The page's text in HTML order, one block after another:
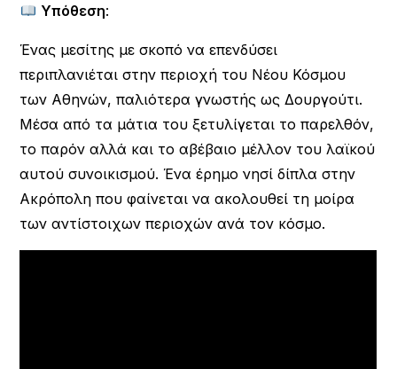
Υπόθεση:
Ένας μεσίτης με σκοπό να επενδύσει
περιπλανιέται στην περιοχή του Νέου Κόσμου
των Αθηνών, παλιότερα γνωστής ως Δουργούτι.
Μέσα από τα μάτια του ξετυλίγεται το παρελθόν,
το παρόν αλλά και το αβέβαιο μέλλον του λαϊκού
αυτού συνοικισμού. Ένα έρημο νησί δίπλα στην
Ακρόπολη που φαίνεται να ακολουθεί τη μοίρα
των αντίστοιχων περιοχών ανά τον κόσμο.